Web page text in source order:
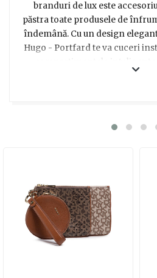
branduri de lux este
păstra toate produsele de
îndemână. Cu un design
Hugo - Portfard te va cuceri
compartimentele inteligente
este pentru călătorii sau pentru
fi aplaudat pentru alegerea
neuitat. Încântă-ți persoana
versatil și elegant, care îi va
de câte ori îl va folosi.
soția cu o surpriză despre